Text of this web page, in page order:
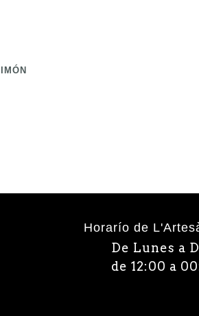
Horarío de
De Lunes a
de 12:00 a